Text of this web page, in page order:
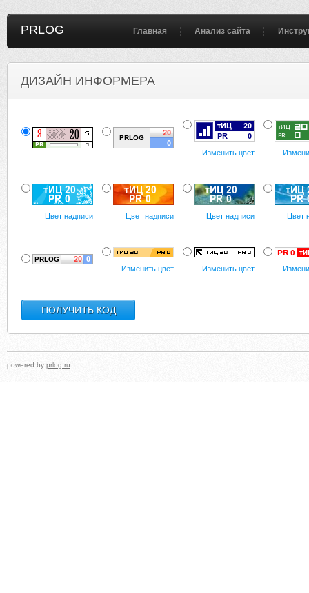
PRLOG Главная Анализ сайта
ДИЗАЙН ИНФОРМЕРА
Изменить цвет
Цвет надписи Цвет надписи Цвет надписи Цвет
Изменить цвет Изменить цвет
powered by prlog.ru